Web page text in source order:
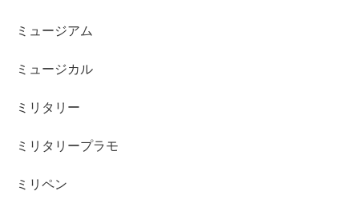
ミュージアム
ミュージカル
ミリタリー
ミリタリープラモ
ミリペン